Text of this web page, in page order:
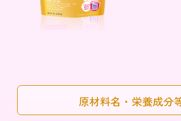
原材料名・栄養成分